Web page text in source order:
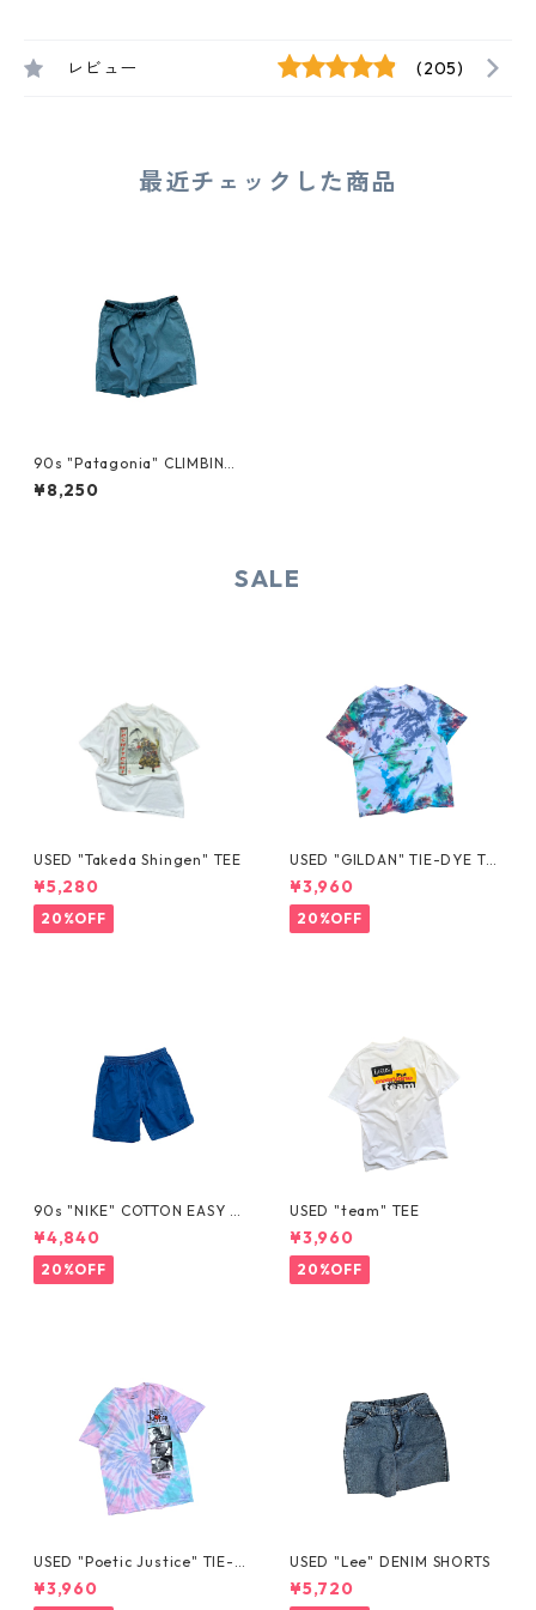
レビュー (205)
最近チェックした商品
90s "Patagonia" CLIMBING
SHORTS
¥8,250
SALE
USED "Takeda Shingen" TEE
¥5,280
20%OFF
USED "GILDAN" TIE-DYE TE
E
¥3,960
20%OFF
90s "NIKE" COTTON EASY S
HORTS
¥4,840
20%OFF
USED "team" TEE
¥3,960
20%OFF
USED "Poetic Justice" TIE-D
YE TEE
¥3,960
USED "Lee" DENIM SHORTS
¥5,720